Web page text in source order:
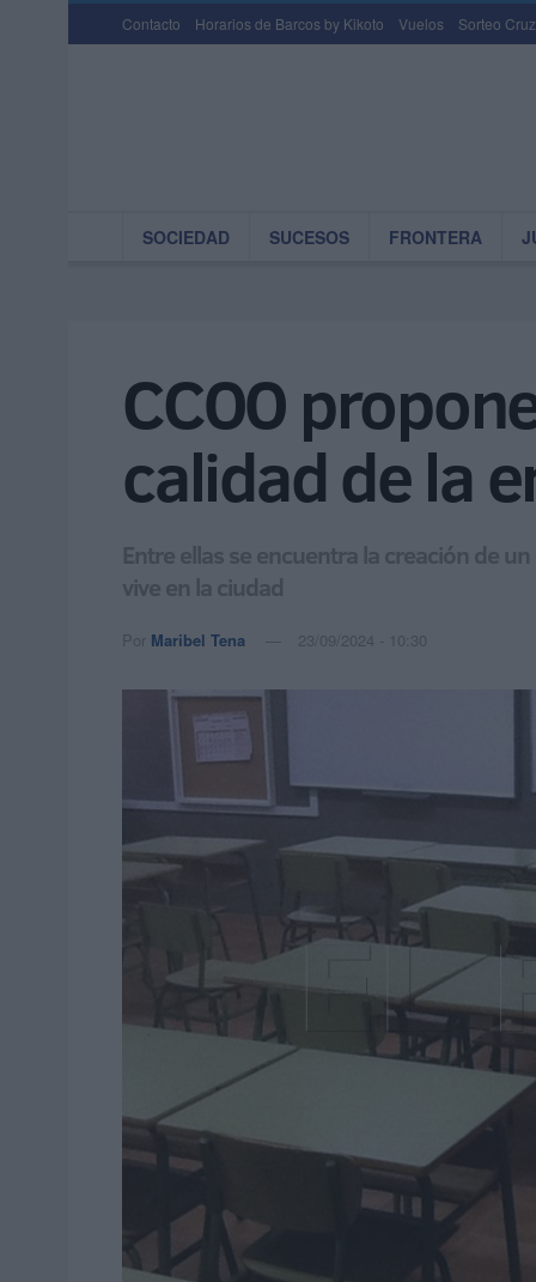
Contacto Horarios de Barcos by Kikoto Vuelos Sorteo
SOCIEDAD SUCESOS FRONTERA
CCOO
calidad de la
Entre ellas se encuentra la creación de
vive en la ciudad
Por Maribel Tena 23/09/2024 - 10:30